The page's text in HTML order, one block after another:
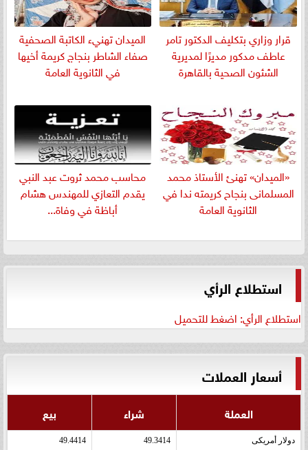
قرار وزاري بتكليف الدكتور تامر
عاطف مدكور مديرًا لمديرية
الشئون الصحية بالقاهرة
الميدان تهنيء الكاتبة الصحفية
صفاء الشاطر بنجاج كريمة أخيها
في الثانوية العامة
«الميدان» تهنئ الأستاذ محمد
المسلمانى بنجاح كريمته ندا في
الثانوية العامة
​محاسب محمد ثروت عبد النبي
يقدم التعازي للمهندس هشام
أباظة في وفاة...
استطلاع الرأي
استطلاع الرأي: اضغط للتحميل
أسعار العملات
العملة شراء بيع
دولار أمريكى 49.3414
49.4414